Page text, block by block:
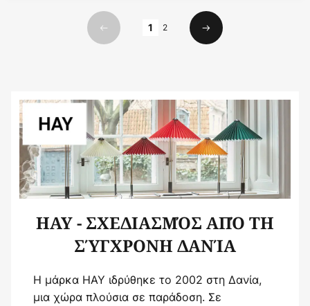
Προηγούμενο
1 2
Επόμενο
HAY - ΣΧΕΔΙΑΣΜΌΣ ΑΠΌ ΤΗ
ΣΎΓΧΡΟΝΗ ΔΑΝΊΑ
Η μάρκα HAY ιδρύθηκε το 2002 στη Δανία,
μια χώρα πλούσια σε παράδοση. Σε